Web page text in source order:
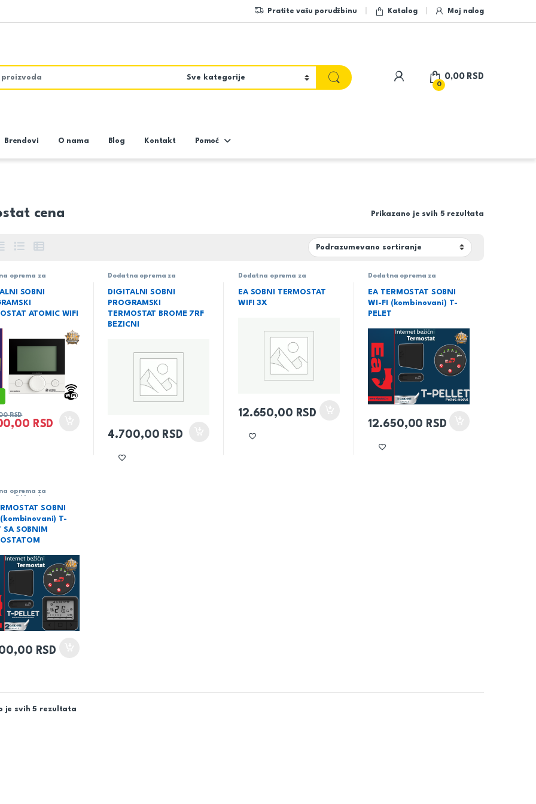
Pratite vašu porudžbinu Katalog Moj nalog
My Account
0
0,00 RSD
Brendovi O nama Blog Kontakt Pomoć
cena Prikazano je svih 5 rezultata
oprema za
,Termostati
SOBNI
ATOMIC WIFI
RSD
RSD
Dodatna oprema za
Grejanje ,Termostati
DIGITALNI SOBNI
PROGRAMSKI
TERMOSTAT BROME 7RF
BEZICNI
4.700,00 RSD
Dodatna oprema za
Grejanje,Termostati
EA SOBNI TERMOSTAT
WIFI 3X
12.650,00 RSD
Dodatna oprema za
Grejanje,Termostati
EA TERMOSTAT SOBNI
WI-FI (kombinovani) T-
PELET
12.650,00 RSD
oprema za
,TermostatiSOBNI
T-
SA SOBNIM
RSD
je svih 5 rezultata